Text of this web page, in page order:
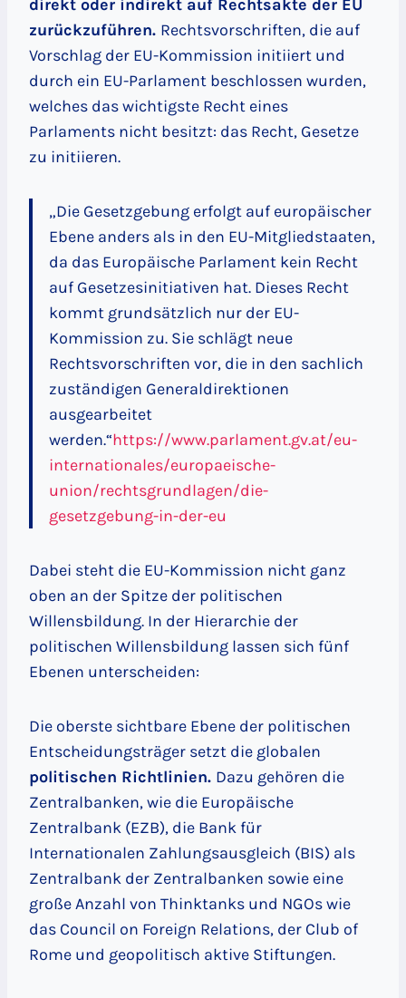
direkt oder indirekt auf Rechtsakte der EU
zurückzuführen. Rechtsvorschriften, die auf
Vorschlag der EU-Kommission initiiert und
durch ein EU-Parlament beschlossen wurden,
welches das wichtigste Recht eines
Parlaments nicht besitzt: das Recht, Gesetze
zu initiieren.
„Die Gesetzgebung erfolgt auf europäischer
Ebene anders als in den EU-Mitgliedstaaten,
da das Europäische Parlament kein Recht
auf Gesetzesinitiativen hat. Dieses Recht
kommt grundsätzlich nur der EU-
Kommission zu. Sie schlägt neue
Rechtsvorschriften vor, die in den sachlich
zuständigen Generaldirektionen
ausgearbeitet
werden.“https://www.parlament.gv.at/eu-
internationales/europaeische-
union/rechtsgrundlagen/die-
gesetzgebung-in-der-eu
Dabei steht die EU-Kommission nicht ganz
oben an der Spitze der politischen
Willensbildung. In der Hierarchie der
politischen Willensbildung lassen sich fünf
Ebenen unterscheiden:
Die oberste sichtbare Ebene der politischen
Entscheidungsträger setzt die globalen
politischen Richtlinien. Dazu gehören die
Zentralbanken, wie die Europäische
Zentralbank (EZB), die Bank für
Internationalen Zahlungsausgleich (BIS) als
Zentralbank der Zentralbanken sowie eine
große Anzahl von Thinktanks und NGOs wie
das Council on Foreign Relations, der Club of
Rome und geopolitisch aktive Stiftungen.